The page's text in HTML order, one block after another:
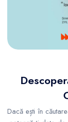
Dacă ești în